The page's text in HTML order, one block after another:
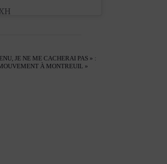
JE NE ME CACHERAI PAS » :
À MONTREUIL »